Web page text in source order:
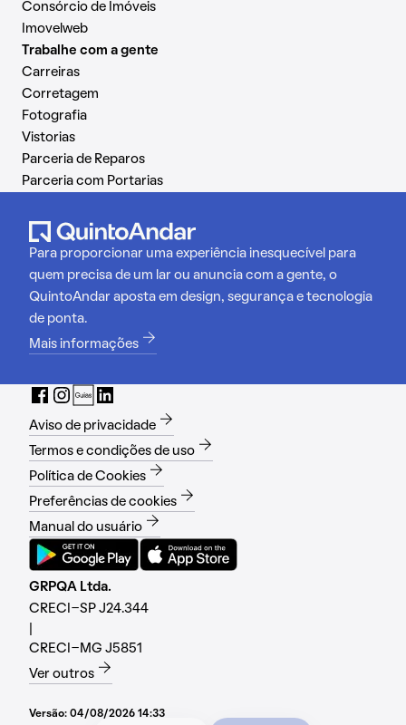
Consórcio de Imóveis
Imovelweb
Trabalhe com a gente
Carreiras
Corretagem
Fotografia
Vistorias
Parceria de Reparos
Parceria com Portarias
Para proporcionar uma experiência inesquecível para
quem precisa de um lar ou anuncia com a gente, o
QuintoAndar aposta em design, segurança e tecnologia
de ponta.
Mais informações
Aviso de privacidade
Termos e condições de uso
Política de Cookies
Preferências de cookies
Manual do usuário
GRPQA Ltda.
CRECI-SP J24.344
CRECI-MG J5851
Ver outros
Versão: 04/08/2026 14:33